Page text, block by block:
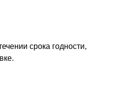
срока годности,